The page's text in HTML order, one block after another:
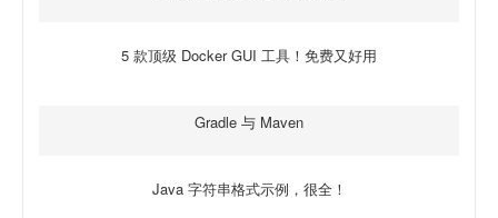
5 款顶级 Docker GUI 工具！免费又好用
Gradle 与 Maven
Java 字符串格式示例，很全！